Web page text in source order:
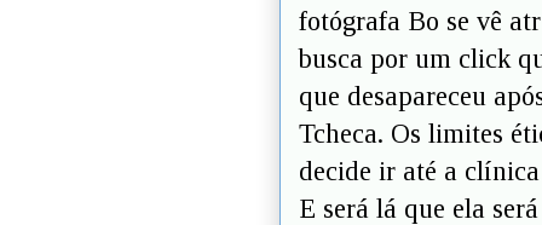
fotógrafa Bo se vê
busca por um click
que desapareceu
Tcheca. Os limites
decide ir até a
E será lá que ela